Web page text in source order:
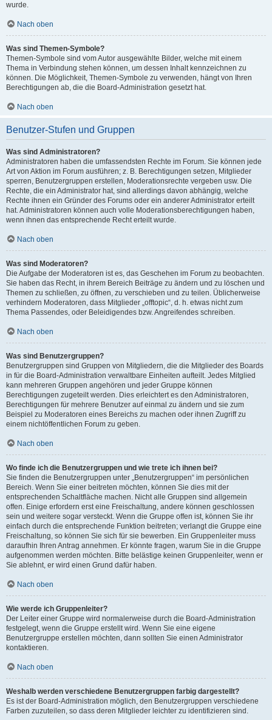
wurde.
Nach oben
Was sind Themen-Symbole?
Themen-Symbole sind vom Autor ausgewählte Bilder, welche mit einem
Thema in Verbindung stehen können, um dessen Inhalt kennzeichnen zu
können. Die Möglichkeit, Themen-Symbole zu verwenden, hängt von Ihren
Berechtigungen ab, die die Board-Administration gesetzt hat.
Nach oben
Benutzer-Stufen und Gruppen
Was sind Administratoren?
Administratoren haben die umfassendsten Rechte im Forum. Sie können jede
Art von Aktion im Forum ausführen; z. B. Berechtigungen setzen, Mitglieder
sperren, Benutzergruppen erstellen, Moderationsrechte vergeben usw. Die
Rechte, die ein Administrator hat, sind allerdings davon abhängig, welche
Rechte ihnen ein Gründer des Forums oder ein anderer Administrator erteilt
hat. Administratoren können auch volle Moderationsberechtigungen haben,
wenn ihnen das entsprechende Recht erteilt wurde.
Nach oben
Was sind Moderatoren?
Die Aufgabe der Moderatoren ist es, das Geschehen im Forum zu beobachten.
Sie haben das Recht, in ihrem Bereich Beiträge zu ändern und zu löschen und
Themen zu schließen, zu öffnen, zu verschieben und zu teilen. Üblicherweise
verhindern Moderatoren, dass Mitglieder „offtopic“, d. h. etwas nicht zum
Thema Passendes, oder Beleidigendes bzw. Angreifendes schreiben.
Nach oben
Was sind Benutzergruppen?
Benutzergruppen sind Gruppen von Mitgliedern, die die Mitglieder des Boards
in für die Board-Administration verwaltbare Einheiten aufteilt. Jedes Mitglied
kann mehreren Gruppen angehören und jeder Gruppe können
Berechtigungen zugeteilt werden. Dies erleichtert es den Administratoren,
Berechtigungen für mehrere Benutzer auf einmal zu ändern und sie zum
Beispiel zu Moderatoren eines Bereichs zu machen oder ihnen Zugriff zu
einem nichtöffentlichen Forum zu geben.
Nach oben
Wo finde ich die Benutzergruppen und wie trete ich ihnen bei?
Sie finden die Benutzergruppen unter „Benutzergruppen“ im persönlichen
Bereich. Wenn Sie einer beitreten möchten, können Sie dies mit der
entsprechenden Schaltfläche machen. Nicht alle Gruppen sind allgemein
offen. Einige erfordern erst eine Freischaltung, andere können geschlossen
sein und weitere sogar versteckt. Wenn die Gruppe offen ist, können Sie ihr
einfach durch die entsprechende Funktion beitreten; verlangt die Gruppe eine
Freischaltung, so können Sie sich für sie bewerben. Ein Gruppenleiter muss
daraufhin Ihren Antrag annehmen. Er könnte fragen, warum Sie in die Gruppe
aufgenommen werden möchten. Bitte belästige keinen Gruppenleiter, wenn er
Sie ablehnt, er wird einen Grund dafür haben.
Nach oben
Wie werde ich Gruppenleiter?
Der Leiter einer Gruppe wird normalerweise durch die Board-Administration
festgelegt, wenn die Gruppe erstellt wird. Wenn Sie eine eigene
Benutzergruppe erstellen möchten, dann sollten Sie einen Administrator
kontaktieren.
Nach oben
Weshalb werden verschiedene Benutzergruppen farbig dargestellt?
Es ist der Board-Administration möglich, den Benutzergruppen verschiedene
Farben zuzuteilen, so dass deren Mitglieder leichter zu identifizieren sind.